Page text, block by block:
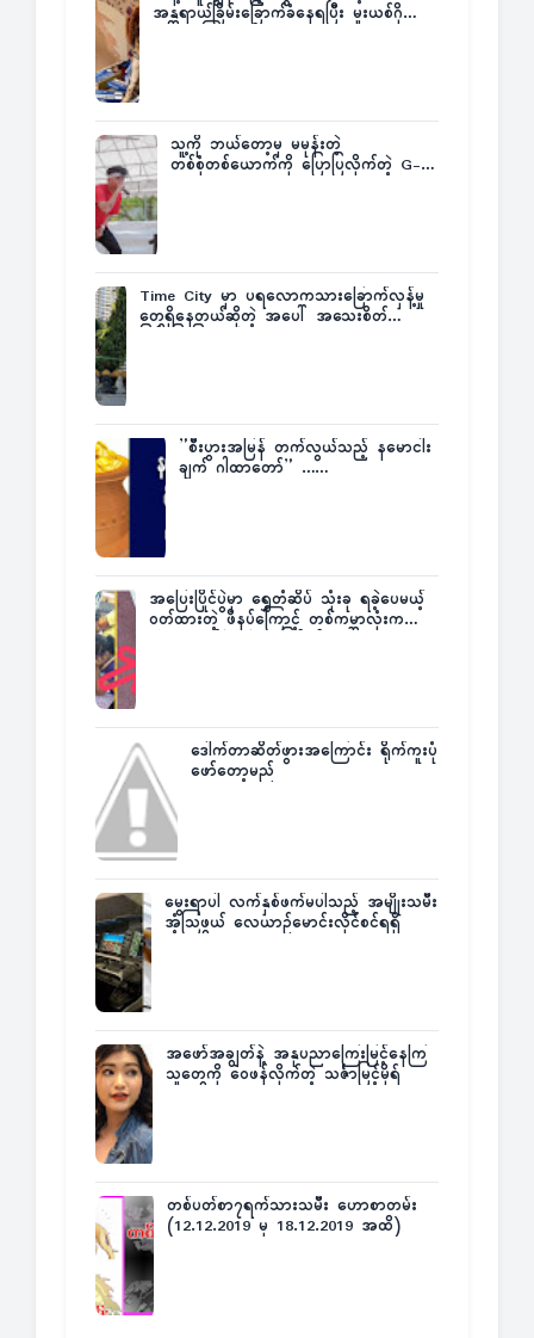
အန္တရာယ်ခြိမ်းခြောက်ခံနေရပြီး မူးယစ်ဂိုဏ်း
သူ့ကို ဘယ်တော့မှ မမုန်းတဲ့
တစ်စုံတစ်ယောက်ကို ပြောပြလိုက်တဲ့ G-
Time City မှာ ပရလောကသားခြောက်လှန့်မှု
တွေရှိနေတယ်ဆိုတဲ့ အပေါ် အသေးစိတ်
”စီးပွားအမြန် တက်လွယ်သည့် နမောငါး
ချက် ဂါထာတော်” ……
အပြေးပြိုင်ပွဲမှာ ရွှေတံဆိပ် သုံးခု ရခဲ့ပေမယ့်
ဝတ်ထားတဲ့ ဖိနပ်ကြောင့် တစ်ကမ္ဘာလုံးက
ဒေါက်တာဆိတ်ဖွားအကြောင်း ရိုက်ကူးပုံ
ဖော်တော့မည်
မွေးရာပါ လက်နှစ်ဖက်မပါသည့် အမျိုးသမီး
အံ့သြဖွယ် လေယာဉ်မောင်းလိုင်စင်ရရှိ
အဖော်အချွတ်နဲ့ အနုပညာကြေးမြင့်နေကြ
သူတွေကို ဝေဖန်လိုက်တဲ့ သင်္ဇာမြင့်မိုရ်
တစ်ပတ်စာ၇ရက်သားသမီး ဟောစာတမ်း
(12.12.2019 မှ 18.12.2019 အထိ)